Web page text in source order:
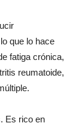
que lo hace
fatiga crónica,
reumatoide,
Es rico en